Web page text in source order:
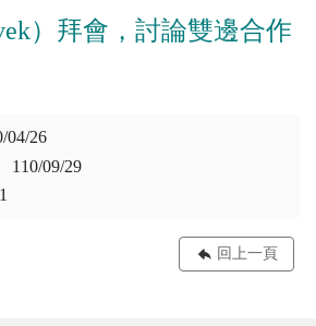
）拜會，討論雙邊合作
04/26
110/09/29
回上一頁